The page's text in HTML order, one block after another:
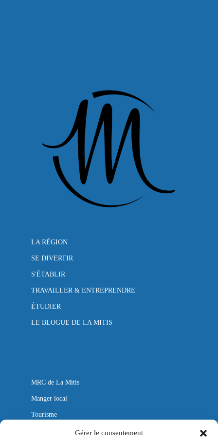
Gérer le consentement
LA RÉGION
SE DIVERTIR
S'ÉTABLIR
TRAVAILLER & ENTREPRENDRE
ÉTUDIER
LE BLOGUE DE LA MITIS
MRC de La Mitis
Manger local
Tourisme